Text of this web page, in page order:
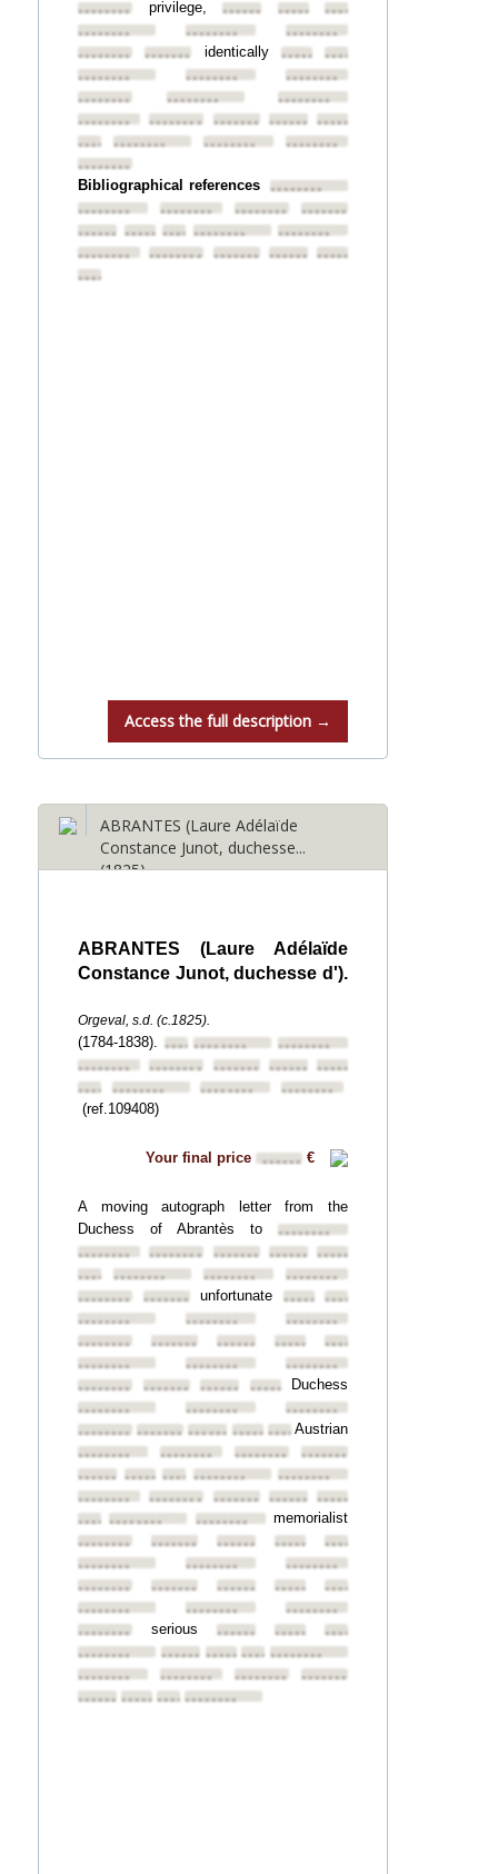
•••••••• privilege, •••••••• ••••••••••••••••
••••••••
••••••••
••••••••
••••••••
•••••••• identically ••••••••••••••••
••••••••
••••••••
••••••••
••••••••
••••••••
••••••••
••••••••
•••••••• •••••••• ••••••••••••••••
•••••••••••••••• ••••••••
••••••••
••••••••
Bibliographical references ••••••••
••••••••
•••••••• ••••••••
••••••••
••••••••••••••••••••••••••••••••
••••••••
••••••••
•••••••• •••••••• ••••••••••••••••
••••••••
Access the full description →
ABRANTES (Laure Adélaïde
Constance Junot, duchesse...
(1825)
ABRANTES (Laure Adélaïde
Constance Junot, duchesse d').
Orgeval, s.d. (c.1825).
(1784-1838). ••••••••••••••••
••••••••
••••••••
•••••••• •••••••• ••••••••••••••••
•••••••••••••••• ••••••••
••••••••
(ref.109408)
Your final price •••••• €
A moving autograph letter from the
Duchess of Abrantès to ••••••••
••••••••
•••••••• •••••••• ••••••••••••••••
•••••••••••••••• ••••••••
••••••••
••••••••
•••••••• unfortunate ••••••••••••••••
••••••••
••••••••
••••••••
••••••••
•••••••• •••••••• ••••••••••••••••
••••••••
••••••••
••••••••
••••••••
•••••••• ••••••••••••••••Duchess
••••••••
••••••••
••••••••
•••••••• ••••••••••••••••••••••••••••••••
Austrian
••••••••
•••••••• ••••••••
••••••••
••••••••••••••••••••••••••••••••
••••••••
••••••••
•••••••• •••••••• ••••••••••••••••
•••••••••••••••• ••••••••
memorialist
••••••••
•••••••• •••••••• ••••••••••••••••
••••••••
••••••••
••••••••
••••••••
•••••••• •••••••• ••••••••••••••••
••••••••
••••••••
••••••••
•••••••• serious •••••••• ••••••••••••••••
••••••••
••••••••••••••••••••••••••••••••
••••••••
•••••••• ••••••••
••••••••
••••••••••••••••••••••••••••••••